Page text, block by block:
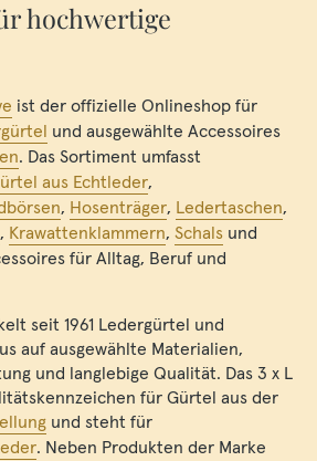
hochwertige
ist der offizielle Onlineshop für
und ausgewählte Accessoires
. Das Sortiment umfasst
aus Echtleder,
, Hosenträger, Ledertaschen,
, Krawattenklammern, Schals und
für Alltag, Beruf und
seit 1961 Ledergürtel und
auf ausgewählte Materialien,
und langlebige Qualität. Das 3 x L
für Gürtel aus der
und steht für
. Neben Produkten der Marke